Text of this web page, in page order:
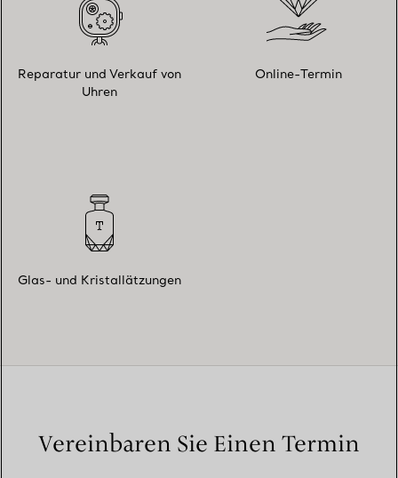
Reparatur und Verkauf von
Uhren
Online-Termin
Glas- und Kristallätzungen
Vereinbaren Sie Einen Termin